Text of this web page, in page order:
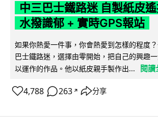
中三巴士鐵路迷 自製紙皮
水撥識郁 + 實時GPS報站
如果你熱愛一件事，你會熱愛到怎樣的程度
巴士鐵路迷，選擇由零開始，把自己的興趣
以運作的作品。他以紙皮親手製作出...
閱讀
4,788 263 ↗ 分享